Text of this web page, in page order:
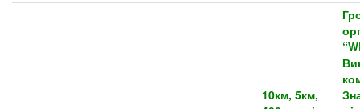
10км, 5км,